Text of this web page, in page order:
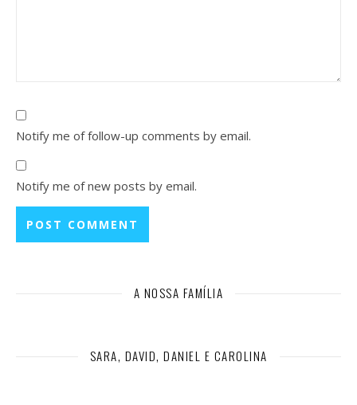
Notify me of follow-up comments by email.
Notify me of new posts by email.
A NOSSA FAMÍLIA
SARA, DAVID, DANIEL E CAROLINA